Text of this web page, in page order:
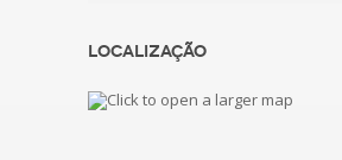
Localização